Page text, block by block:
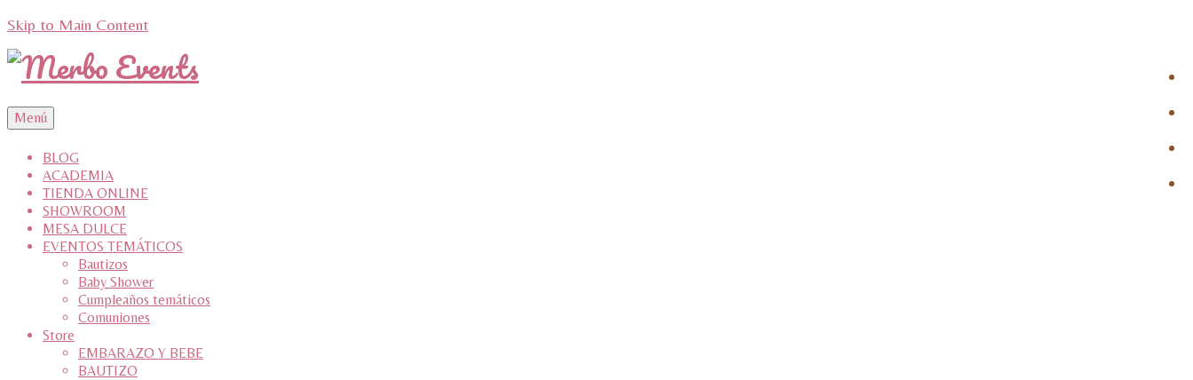
Skip to Main Content
Menú
BLOG
ACADEMIA
TIENDA ONLINE
SHOWROOM
MESA DULCE
EVENTOS TEMÁTICOS
Bautizos
Baby Shower
Cumpleaños temáticos
Comuniones
Store
EMBARAZO Y BEBE
BAUTIZO